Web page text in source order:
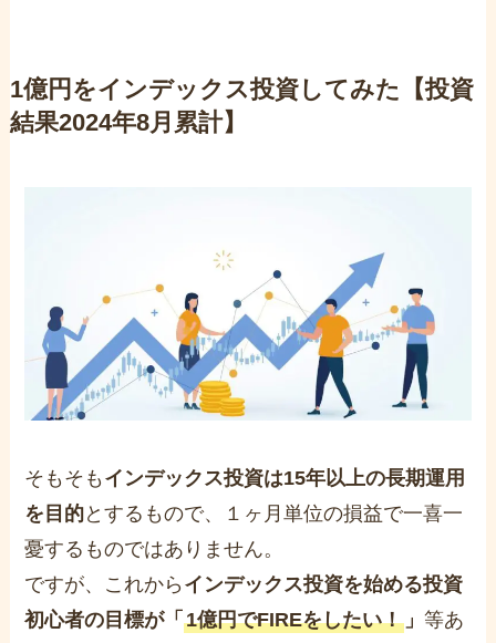
1億円をインデックス投資してみた【投資
結果2024年8月累計】
そもそも インデックス投資は15年以上の長期運用
を目的とするもので、１ヶ月単位の損益で一喜一
憂するものではありません。
ですが、これから インデックス投資を始める投資
初心者の目標が「1億円でFIREをしたい！ 」等あ